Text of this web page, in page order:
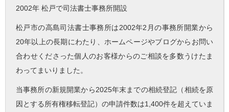
2002年 松戸で司法書士事務所開設
松戸市の高島司法書士事務所は2002年2月の事務所開業から
20年以上の長期にわたり、ホームページやブログからお問い
合わせくださった個人のお客様からのご相談を多数うけたま
わってまいりました。
当事務所の新規開業から2025年末までの相続登記（相続を原
因とする所有権移転登記）の申請件数は1,400件を超えていま